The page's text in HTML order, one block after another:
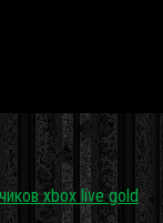
xbox live gold